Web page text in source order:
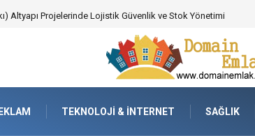
Poker Deneyimi İçin Profesyonel Destek
TEKNOLOJI & İNTERNET SAĞLIK